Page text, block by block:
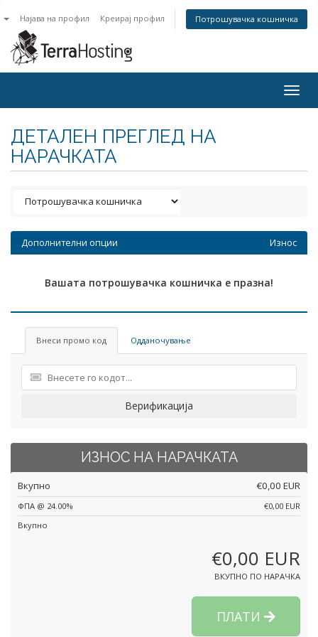
Најава на профил Креирај профил Потрошувачка кошничка
ДЕТАЛЕН ПРЕГЛЕД НА
НАРАЧКАТА
Дополнителни опции Износ
Вашата потрошувачка кошничка е празна!
Внеси промо код Одданочување
Верификација
ИЗНОС НА НАРАЧКАТА
Вкупно €0,00 EUR
ΦΠΑ @ 24.00%
€0,00 EUR
Вкупно
€0,00 EUR
ВКУПНО ПО НАРАЧКА
ПЛАТИ